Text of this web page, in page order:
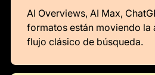
AI Overviews, AI Max,
formatos están moviendo la
flujo clásico de búsqueda.